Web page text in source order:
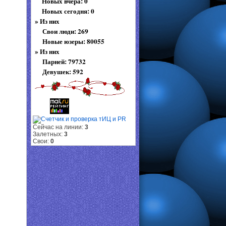
Новых сегодня: 0
» Из них
Свои люди: 269
Новые юзеры: 80055
» Из них
Парней: 79732
Девушек: 592
Сейчас на линии: 3
Залетных: 3
Свои: 0